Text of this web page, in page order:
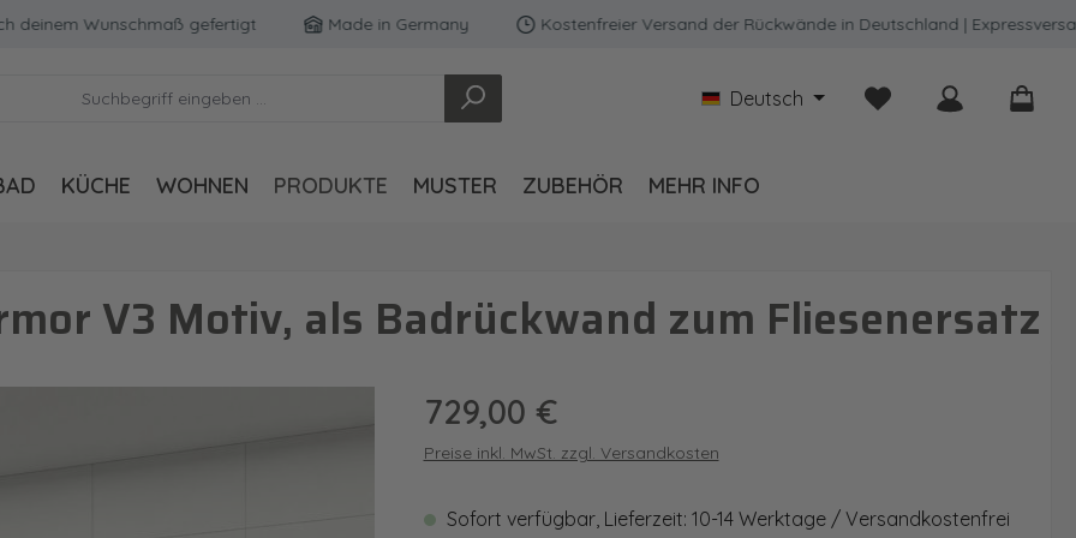
Wunschmaß gefertigt Made in Germany Kostenfreier Versand der Rückwände in Deutschland | Expressversand
Deutsch Du hast 0 Produkte
KÜCHE WOHNEN PRODUKTE MUSTER ZUBEHÖR MEHR INFO
V3 Motiv, als Badrückwand zum Fliesenersatz
Regulärer Preis:
729,00 €
Preise inkl. MwSt. zzgl. Versandkosten
Sofort verfügbar, Lieferzeit: 10-14 Werktage / Versandkostenfrei